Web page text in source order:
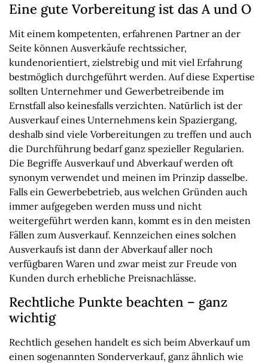
Eine gute Vorbereitung ist das A und O
Mit einem kompetenten, erfahrenen Partner an der
Seite können Ausverkäufe rechtssicher,
kundenorientiert, zielstrebig und mit viel Erfahrung
bestmöglich durchgeführt werden. Auf diese Expertise
sollten Unternehmer und Gewerbetreibende im
Ernstfall also keinesfalls verzichten. Natürlich ist der
Ausverkauf eines Unternehmens kein Spaziergang,
deshalb sind viele Vorbereitungen zu treffen und auch
die Durchführung bedarf ganz spezieller Regularien.
Die Begriffe Ausverkauf und Abverkauf werden oft
synonym verwendet und meinen im Prinzip dasselbe.
Falls ein Gewerbebetrieb, aus welchen Gründen auch
immer aufgegeben werden muss und nicht
weitergeführt werden kann, kommt es in den meisten
Fällen zum Ausverkauf. Kennzeichen eines solchen
Ausverkaufs ist dann der Abverkauf aller noch
verfügbaren Waren und zwar meist zur Freude von
Kunden durch erhebliche Preisnachlässe.
Rechtliche Punkte beachten – ganz
wichtig
Rechtlich gesehen handelt es sich beim Abverkauf um
einen sogenannten Sonderverkauf, ganz ähnlich wie